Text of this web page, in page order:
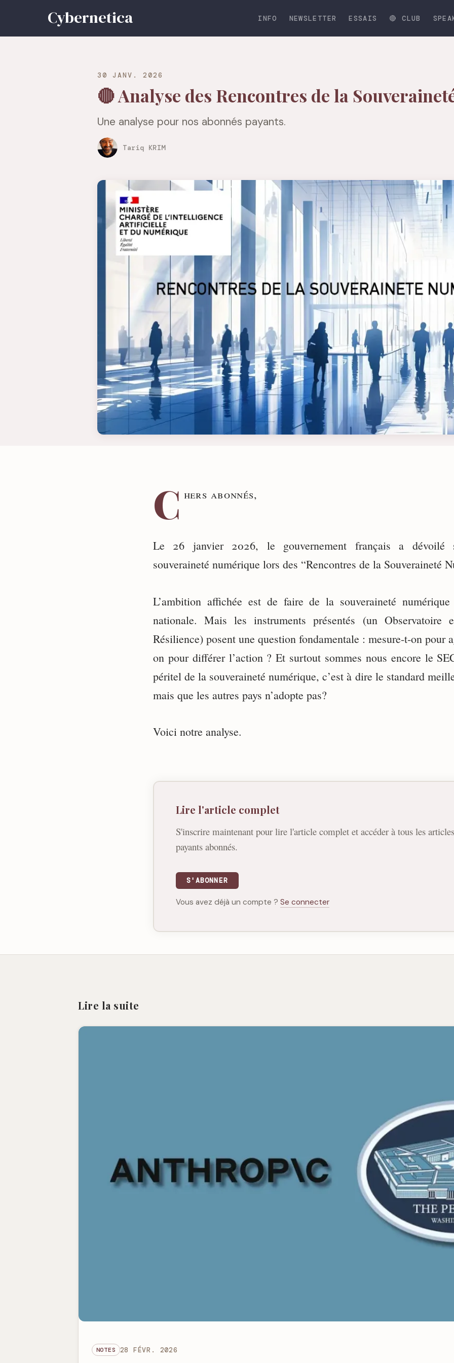
INFO NEWSLETTER ESSAIS 🔴 CLUB
30 JANV. 2026
🔴 Analyse des Rencontres de la
Une analyse pour nos abonnés payants.
Tariq KRIM
C hers abonnés,
Le 26 janvier 2026, le gouvernement français a dévoilé
souveraineté numérique lors des “Rencontres de la Souveraineté
L’ambition affichée est de faire de la souveraineté numérique
nationale. Mais les instruments présentés (un
Résilience) posent une question fondamentale : mesure-t-on pour
on pour différer l’action ? Et surtout sommes nous encore le
péritel de la souveraineté numérique, c’est à dire le standard
mais que les autres pays n’adopte pas?
Voici notre analyse.
Lire l'article complet
S'inscrire maintenant pour lire l'article complet et accéder à tous les
payants abonnés.
S'ABONNER
Vous avez déjà un compte ? Se connecter
Lire la suite
NOTES 28 FÉVR. 2026